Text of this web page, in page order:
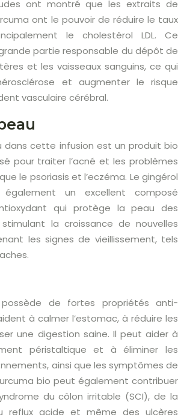
ont montré que les extraits de
ont le pouvoir de réduire le taux
le cholestérol LDL. Ce
partie responsable du dépôt de
et les vaisseaux sanguins, ce qui
et augmenter le risque
vasculaire cérébral.
dans cette infusion est un produit bio
pour traiter l’acné et les problèmes
le psoriasis et l’eczéma. Le gingérol
un excellent composé
qui protège la peau des
la croissance de nouvelles
les signes de vieillissement, tels
de fortes propriétés anti-
à calmer l’estomac, à réduire les
une digestion saine. Il peut aider à
péristaltique et à éliminer les
ainsi que les symptômes de
bio peut également contribuer
du côlon irritable (SCI), de la
reflux acide et même des ulcères